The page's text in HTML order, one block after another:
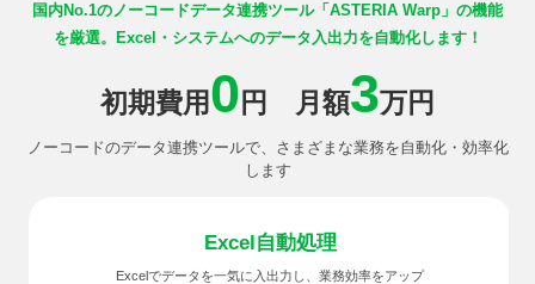
国内No.1のノーコードデータ連携ツール「ASTERIA Warp」の機能
を厳選。
Excel・システムへのデータ入出力を自動化します！
初期費用 0 円 月額3万円
ノーコードのデータ連携ツールで、さまざまな業務を自動化・効率化
します
Excel 自動処理
Excelでデータを一気に入出力し、業務効率をアップ